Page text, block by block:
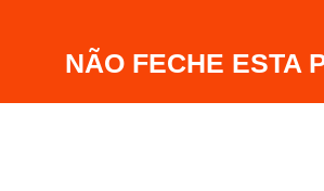
NÃO FECHE ESTA